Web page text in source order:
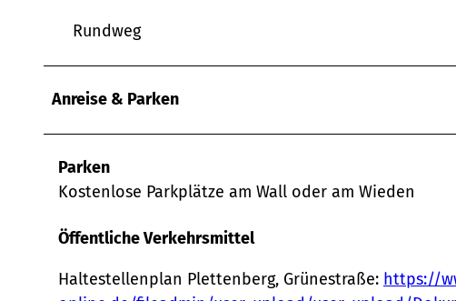
Rundweg
Anreise & Parken
Parken
Kostenlose Parkplätze am Wall oder am Wieden
Öffentliche Verkehrsmittel
Haltestellenplan Plettenberg, Grünestraße: https://